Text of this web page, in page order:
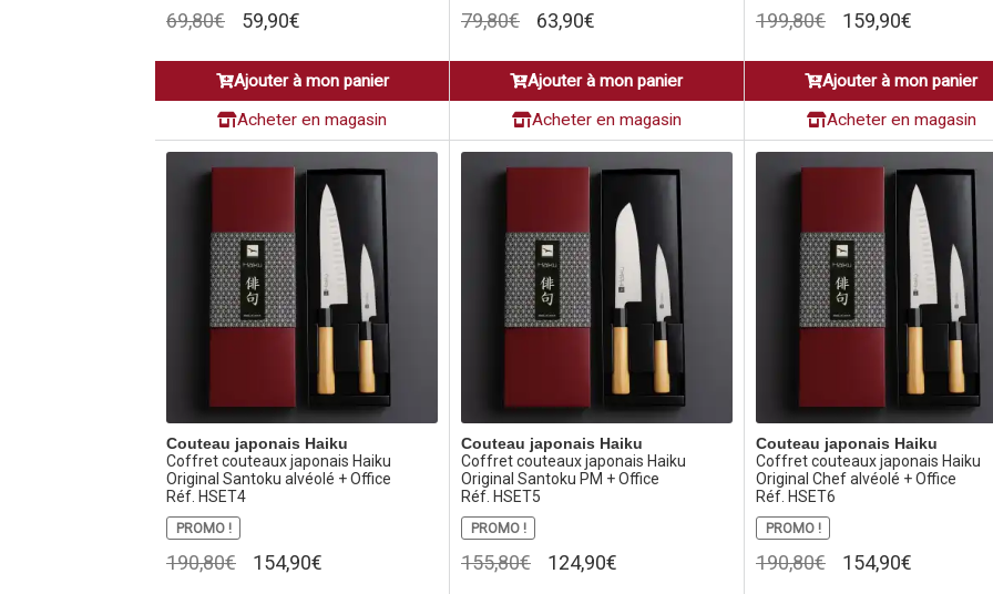
69,80€
Le
initial
était :
69,80€.
59,90€
actuel
est :
59,90€.
Ajouter à mon panier
Acheter en magasin
79,80€
Le
initial
était :
79,80€.
63,90€
actuel
est :
63,90€.
Ajouter à mon panier
Acheter en magasin
199,80€
Le
initial
était :
199,80€.
159,90€
actuel
est :
159,90€.
Ajouter à mon panier
Acheter en magasin
Couteau japonais Haiku
Coffret couteaux japonais Haiku
Original Santoku alvéolé + Office
Réf. HSET4
PROMO !
190,80€
Le154,90€
Couteau japonais Haiku
Coffret couteaux japonais Haiku
Original Santoku PM + Office
Réf. HSET5
PROMO !
155,80€
Le124,90€
Couteau japonais Haiku
Coffret couteaux japonais Haiku
Original Chef alvéolé + Office
Réf. HSET6
PROMO !
190,80€
Le154,90€